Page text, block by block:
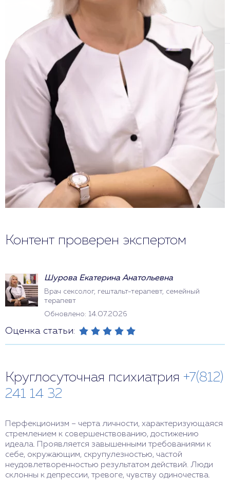
Контент проверен экспертом
Шурова Екатерина Анатольевна
Врач сексолог, гештальт-терапевт, семейный
терапевт
Обновлено: 14.07.2026
Оценка статьи:
Круглосуточная психиатрия +7(812)
241 14 32
Перфекционизм – черта личности, характеризующаяся
стремлением к совершенствованию, достижению
идеала. Проявляется завышенными требованиями к
себе, окружающим, скрупулезностью, частой
неудовлетворенностью результатом действий. Люди
склонны к депрессии, тревоге, чувству одиночества.